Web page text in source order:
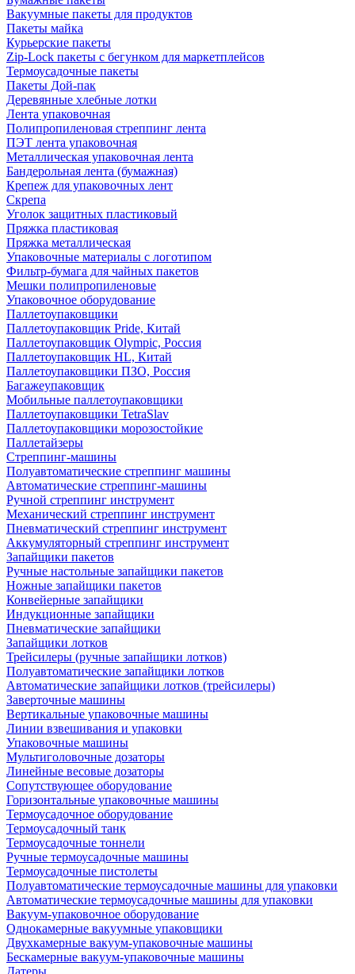
Вакуумные пакеты для продуктов
Пакеты майка
Курьерские пакеты
Zip-Lock пакеты с бегунком для маркетплейсов
Термоусадочные пакеты
Пакеты Дой-пак
Деревянные хлебные лотки
Лента упаковочная
Полипропиленовая стреппинг лента
ПЭТ лента упаковочная
Металлическая упаковочная лента
Бандерольная лента (бумажная)
Крепеж для упаковочных лент
Скрепа
Уголок защитных пластиковый
Пряжка пластиковая
Пряжка металлическая
Упаковочные материалы с логотипом
Фильтр-бумага для чайных пакетов
Мешки полипропиленовые
Упаковочное оборудование
Паллетоупаковщики
Паллетоупаковщик Pride, Китай
Паллетоупаковщик Olympic, Россия
Паллетоупаковщик HL, Китай
Паллетоупаковщики ПЗО, Россия
Багажеупаковщик
Мобильные паллетоупаковщики
Паллетоупаковщики TetraSlav
Паллетоупаковщики морозостойкие
Паллетайзеры
Стреппинг-машины
Полуавтоматические стреппинг машины
Автоматические стреппинг-машины
Ручной стреппинг инструмент
Механический стреппинг инструмент
Пневматический стреппинг инструмент
Аккумуляторный стреппинг инструмент
Запайщики пакетов
Ручные настольные запайщики пакетов
Ножные запайщики пакетов
Конвейерные запайщики
Индукционные запайщики
Пневматические запайщики
Запайщики лотков
Трейсилеры (ручные запайщики лотков)
Полуавтоматические запайщики лотков
Автоматические запайщики лотков (трейсилеры)
Заверточные машины
Вертикальные упаковочные машины
Линии взвешивания и упаковки
Упаковочные машины
Мультиголовочные дозаторы
Линейные весовые дозаторы
Сопутствующее оборудование
Горизонтальные упаковочные машины
Термоусадочное оборудование
Термоусадочный танк
Термоусадочные тоннели
Ручные термоусадочные машины
Термоусадочные пистолеты
Полуавтоматические термоусадочные машины для упаковки
Автоматические термоусадочные машины для упаковки
Вакуум-упаковочное оборудование
Однокамерные вакуумные упаковщики
Двухкамерные вакуум-упаковочные машины
Бескамерные вакуум-упаковочные машины
Датеры